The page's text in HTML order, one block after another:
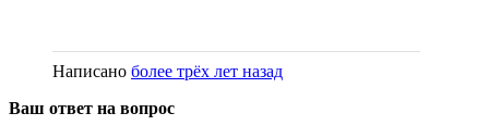
Написано более трёх лет назад
Ваш ответ на вопрос